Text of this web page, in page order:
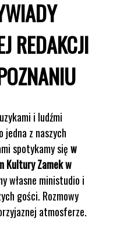
REDAKCJI
i ludźmi
jedna z naszych
spotykamy sięw
Kultury Zamek w
własne ministudio i
gości. Rozmowy
atmosferze.